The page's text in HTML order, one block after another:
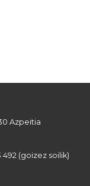
Azpeitia
492 (goizez soilik)